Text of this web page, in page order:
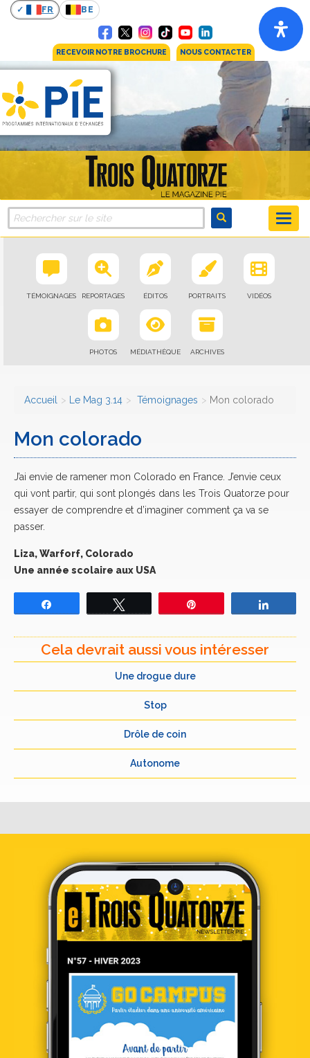
FR BE
RECEVOIR NOTRE BROCHURE NOUS CONTACTER
TÉMOIGNAGES REPORTAGES ÉDITOS PORTRAITS VIDÉOS
PHOTOS MÉDIATHÈQUE ARCHIVES
Accueil Le Mag 3.14 Témoignages Mon colorado
Mon colorado
J’ai envie de ramener mon Colorado en France. J’envie ceux
qui vont partir, qui sont plongés dans les Trois Quatorze pour
essayer de comprendre et d’imaginer comment ça va se
passer.
Liza, Warforf, Colorado
Une année scolaire aux USA
Cela devrait aussi vous intéresser
Une drogue dure
Stop
Drôle de coin
Autonome